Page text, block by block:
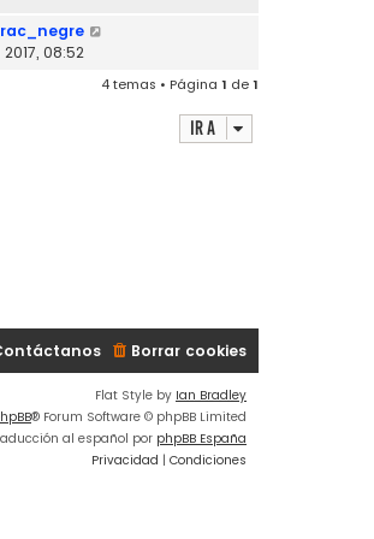
2017, 08:52
4 temas • Página 1 de1
Ir a
Borrar cookies
Flat Style by Ian Bradley
® Forum Software © phpBB Limited
al español por phpBB España
Privacidad | Condiciones